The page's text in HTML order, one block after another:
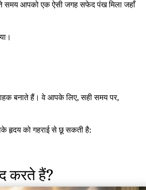
समय आपको एक ऐसी जगह सफेद पंख मिला जहाँ
बनाते हैं। वे आपके लिए, सही समय पर,
हृदय को गहराई से छू सकती है:
करते हैं?